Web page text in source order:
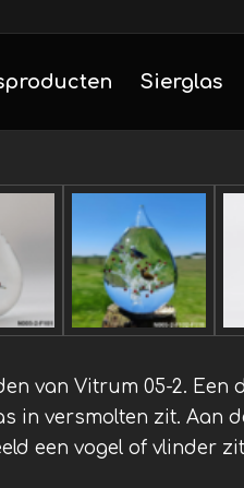
Sierglas
van Vitrum 05-2.
in versmolten zit. Aan
een vogel of vlinder